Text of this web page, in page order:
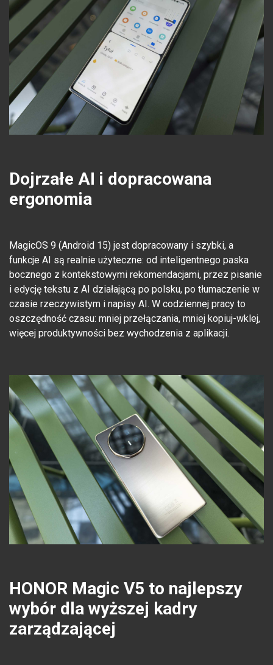
Dojrzałe AI i dopracowana
ergonomia
MagicOS 9 (Android 15) jest dopracowany i szybki, a
funkcje AI są realnie użyteczne: od inteligentnego paska
bocznego z kontekstowymi rekomendacjami, przez pisanie
i edycję tekstu z AI działającą po polsku, po tłumaczenie w
czasie rzeczywistym i napisy AI. W codziennej pracy to
oszczędność czasu: mniej przełączania, mniej kopiuj-wklej,
więcej produktywności bez wychodzenia z aplikacji.
HONOR Magic V5 to najlepszy
wybór dla wyższej kadry
zarządzającej